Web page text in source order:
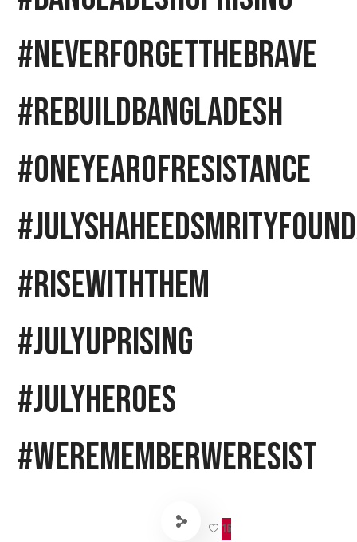
#NeverForgetTheBrave
#RebuildBangladesh
#OneYearOfResistance
#RiseWithThem
#JulyUprising
#JulyHeroes
#WeRememberWeResist
16